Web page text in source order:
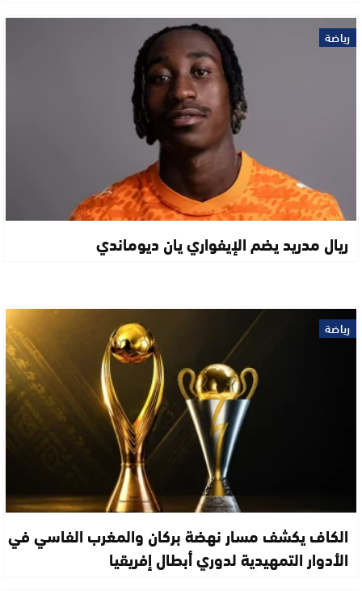
رياضة
ريال مدريد يضم الإيفواري يان ديوماندي
رياضة
الكاف يكشف مسار نهضة بركان والمغرب الفاسي في
الأدوار التمهيدية لدوري أبطال إفريقيا